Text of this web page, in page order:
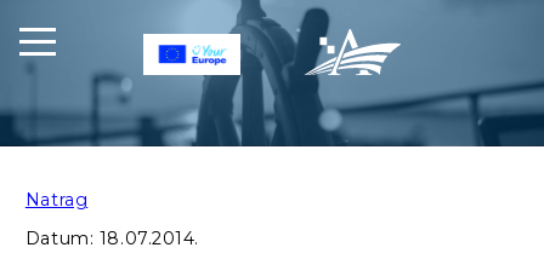
Natrag
Datum: 18.07.2014.